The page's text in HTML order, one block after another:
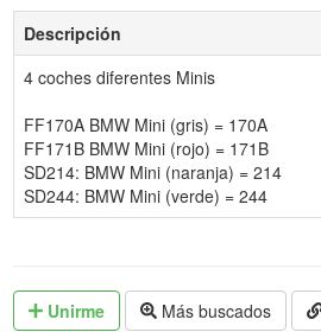
Descripción
4 coches diferentes Minis
FF170A BMW Mini (gris) = 170A
FF171B BMW Mini (rojo) = 171B
SD214: BMW Mini (naranja) = 214
SD244: BMW Mini (verde) = 244
Unirme Más buscados